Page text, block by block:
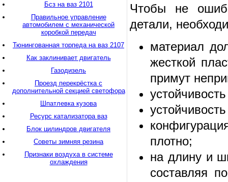
Чтобы не
детали,
материал
жесткой
примут
плотно;
на длину и
составляя
Бсз на ваз 2101
Правильное управление
автомобилем с механической
коробкой передач
Тюнингованная торпеда на ваз 2107
Как заклинивает двигатель
Газодизель
Проезд перекрёстка с
дополнительной секцией светофора
Шпатлевка кузова
Ресурс катализатора ваз
Блок цилиндров двигателя
Советы зимняя резина
Признаки воздуха в системе
охлаждения